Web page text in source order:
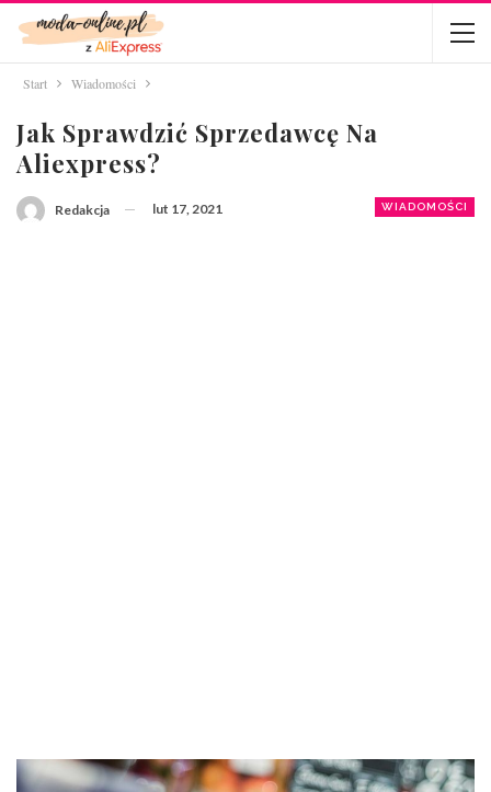
Start Wiadomości
Jak Sprawdzić Sprzedawcę Na
Aliexpress?
WIADOMOŚCI
Redakcja lut 17, 2021